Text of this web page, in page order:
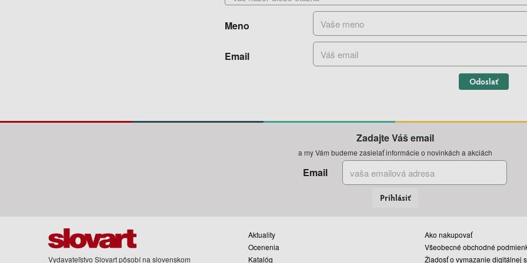
Meno
Email
Odoslať
Zadajte Váš email
a my Vám budeme zasielať informácie o novinkách a akciách
Email
Prihlásiť
Vydavateľstvo Slovart pôsobí na slovenskom
Aktuality
Ocenenia
Katalóg
Ako nakupovať
Všeobecné obchodné
Žiadosť o vymazanie digitálnej